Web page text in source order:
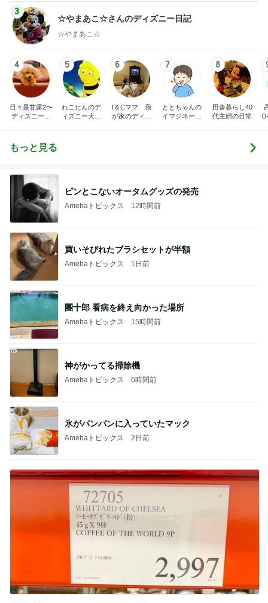
3
☆やまあこ☆さんのディズニー日記
☆やまあこ☆
4
日々是甘露2〜
ディズニー風
5
れこたんのデ
ィズニー大好
6
I＆Cママ 我
が家のディズ
7
ととちゃんの
イマジネーシ
8
田舎暮らし40
代主婦の日常
もっと見る
ピンとこないオータムグッズの発売
Amebaトピックス 12時間前
買いそびれたブラシセットが半額
Amebaトピックス 1日前
團十郎 看病を終え向かった場所
Amebaトピックス 15時間前
神がかってる掃除機
Amebaトピックス 6時間前
氷がパンパンに入っていたマック
Amebaトピックス 2日前